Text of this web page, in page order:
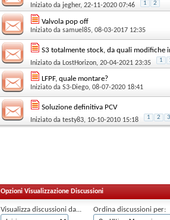
Iniziato da jegher, 22-11-2020 07:46 1 2
Valvola pop off
Iniziato da samuel85, 08-03-2017 12:35
S3 totalmente stock, da quali modifiche
Iniziato da LostHorizon, 20-04-2021 23:35 1
LFPF, quale montare?
Iniziato da S3-Diego, 08-07-2020 18:41
Soluzione definitiva PCV
Iniziato da testy83, 10-10-2010 15:18 1 2 3
Opzioni Visualizzazione Discussioni
Visualizza discussioni da... Ordina discussioni per: